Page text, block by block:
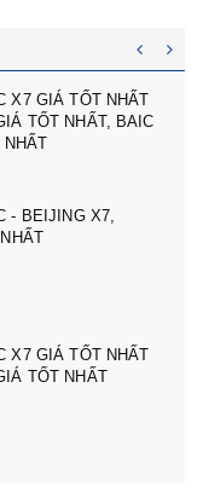
mg zs mã cản
ô tô mg zs giá tốt
MG 5, MG RX5,
- CÀNG A, ROTUY
MG MG 5
MG 5, MG RX5,
- ĐÈN PHA MG RX5,